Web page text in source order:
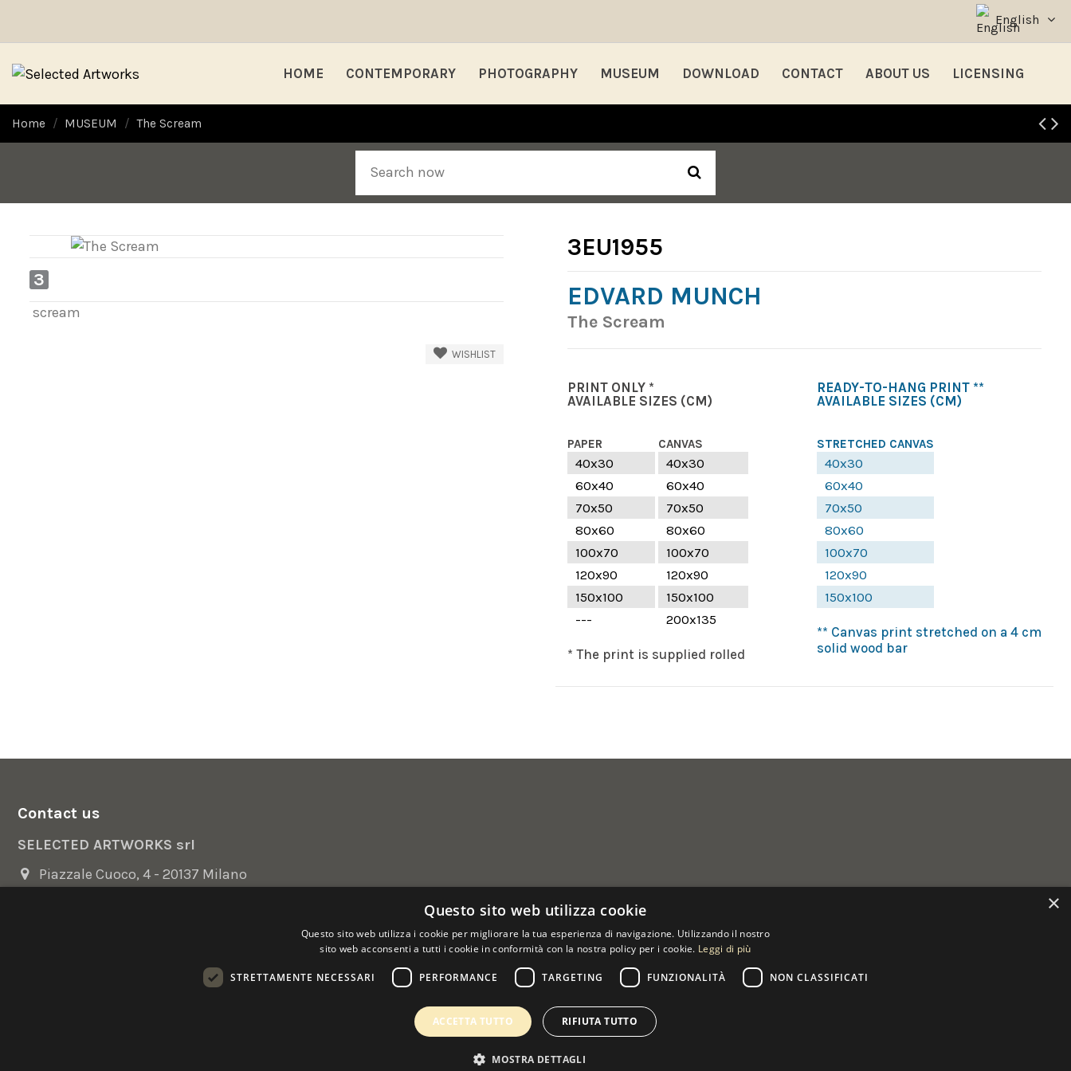
English
HOME CONTEMPORARY PHOTOGRAPHY MUSEUM DOWNLOAD CONTACT ABOUT US LICENSING
0
Home MUSEUM The Scream
3
scream
WISHLIST
3EU1955
EDVARD MUNCH
The Scream
PRINT ONLY *
AVAILABLE SIZES (CM)
PAPER CANVAS
40x30
40x30
60x40
60x40
70x50
70x50
80x60
80x60
100x70
100x70
120x90
120x90
150x100
150x100
---
200x135
* The print is supplied rolled
READY-TO-HANG PRINT **
AVAILABLE SIZES (CM)
STRETCHED CANVAS
40x30
60x40
70x50
80x60
100x70
120x90
150x100
** Canvas print stretched on a 4 cm
solid wood bar
Contact us
SELECTED ARTWORKS srl
Piazzale Cuoco, 4 - 20137 Milano
×
Questo sito web utilizza cookie
Questo sito web utilizza i cookie per migliorare la tua esperienza di navigazione. Utilizzando il nostro
sito web acconsenti a tutti i cookie in conformità con la nostra policy per i cookie. Leggi di più
STRETTAMENTE NECESSARI PERFORMANCE TARGETING FUNZIONALITÀ NON CLASSIFICATI
ACCETTA TUTTO RIFIUTA TUTTO
MOSTRA DETTAGLI